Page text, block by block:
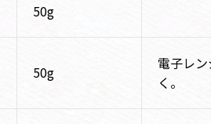
50g
50g
電子レ
く。